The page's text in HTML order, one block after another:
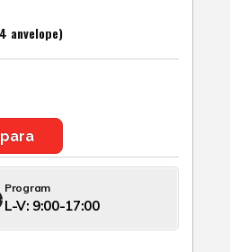
anvelope)
Program
L-V: 9:00-17:00